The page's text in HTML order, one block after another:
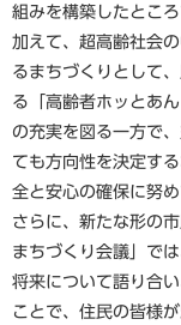
組みを構築したところ
加えて、超高齢社会
るまちづくりとして
る「高齢者ホッとあ
の充実を図る一方で
ても方向性を決定す
全と安心の確保に努め
さらに、新たな形の
まちづくり会議」で
将来について語り合
ことで、住民の皆様